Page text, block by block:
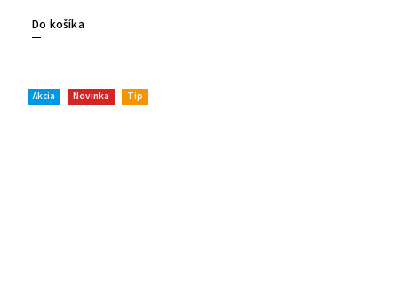
Do košíka
Akcia Novinka Tip